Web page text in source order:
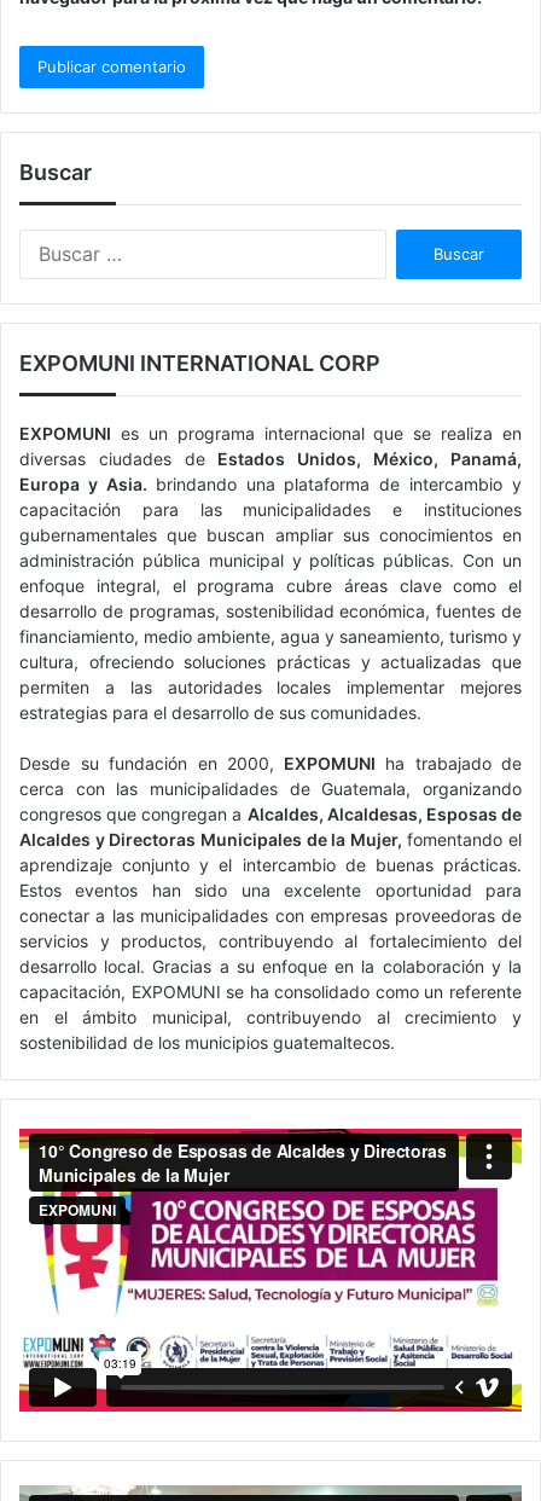
Buscar
EXPOMUNI INTERNATIONAL CORP
EXPOMUNI es un programa internacional que se realiza en
diversas ciudades de Estados Unidos, México, Panamá,
Europa y Asia. brindando una plataforma de intercambio y
capacitación para las municipalidades e instituciones
gubernamentales que buscan ampliar sus conocimientos en
administración pública municipal y políticas públicas. Con un
enfoque integral, el programa cubre áreas clave como el
desarrollo de programas, sostenibilidad económica, fuentes de
financiamiento, medio ambiente, agua y saneamiento, turismo y
cultura, ofreciendo soluciones prácticas y actualizadas que
permiten a las autoridades locales implementar mejores
estrategias para el desarrollo de sus comunidades.
Desde su fundación en 2000, EXPOMUNI ha trabajado de
cerca con las municipalidades de Guatemala, organizando
congresos que congregan a Alcaldes, Alcaldesas, Esposas de
Alcaldes y Directoras Municipales de la Mujer, fomentando el
aprendizaje conjunto y el intercambio de buenas prácticas.
Estos eventos han sido una excelente oportunidad para
conectar a las municipalidades con empresas proveedoras de
servicios y productos, contribuyendo al fortalecimiento del
desarrollo local. Gracias a su enfoque en la colaboración y la
capacitación, EXPOMUNI se ha consolidado como un referente
en el ámbito municipal, contribuyendo al crecimiento y
sostenibilidad de los municipios guatemaltecos.